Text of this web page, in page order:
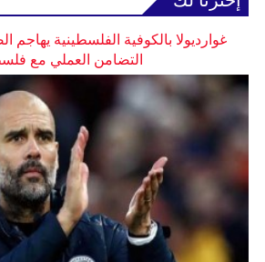
غوارديولا بالكوفية الفلسطينية يهاجم
التضامن العملي مع